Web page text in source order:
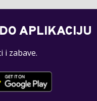
APLIKACIJU
i zabave.